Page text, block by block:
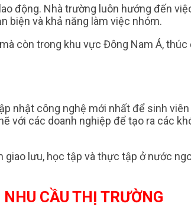
động. Nhà trường luôn hướng đến
biện và khả năng làm việc nhóm.
còn trong khu vực Đông Nam Á,
nhật công nghệ mới nhất để sinh
với các doanh nghiệp để tạo ra các
lưu, học tập và thực tập ở nước
CẦU THỊ TRƯỜNG